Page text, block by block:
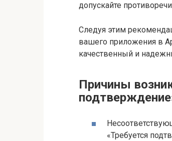
допускайте
Следуя этим
вашего приложения в
качественный и
Причины
«Требуется